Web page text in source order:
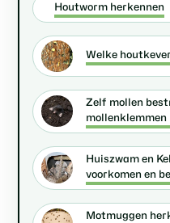
Houtworm herkennen
Welke
Zelf mollen
mollenklemmen
Huiszwam en
voorkomen en
Motmuggen